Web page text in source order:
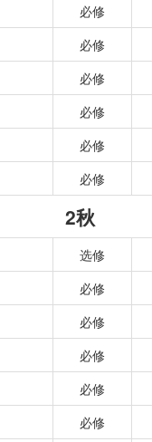
必修
必修
必修
必修
必修
必修
2秋
选修
必修
必修
必修
必修
必修